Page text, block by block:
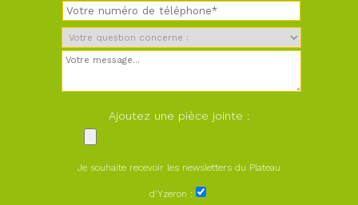
Ajoutez une pièce jointe :
Je souhaite recevoir les newsletters du Plateau
d'Yzeron :